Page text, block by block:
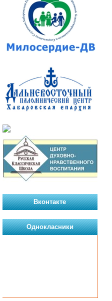
Вконтакте
Однокласники